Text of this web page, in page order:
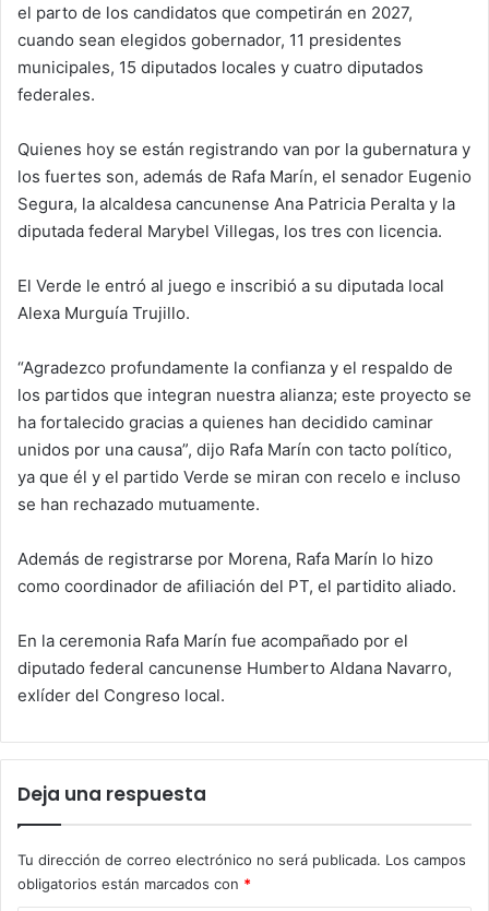
el parto de los candidatos que competirán en 2027,
cuando sean elegidos gobernador, 11 presidentes
municipales, 15 diputados locales y cuatro diputados
federales.
Quienes hoy se están registrando van por la gubernatura y
los fuertes son, además de Rafa Marín, el senador Eugenio
Segura, la alcaldesa cancunense Ana Patricia Peralta y la
diputada federal Marybel Villegas, los tres con licencia.
El Verde le entró al juego e inscribió a su diputada local
Alexa Murguía Trujillo.
“Agradezco profundamente la confianza y el respaldo de
los partidos que integran nuestra alianza; este proyecto se
ha fortalecido gracias a quienes han decidido caminar
unidos por una causa”, dijo Rafa Marín con tacto político,
ya que él y el partido Verde se miran con recelo e incluso
se han rechazado mutuamente.
Además de registrarse por Morena, Rafa Marín lo hizo
como coordinador de afiliación del PT, el partidito aliado.
En la ceremonia Rafa Marín fue acompañado por el
diputado federal cancunense Humberto Aldana Navarro,
exlíder del Congreso local.
Deja una respuesta
Tu dirección de correo electrónico no será publicada. Los campos
obligatorios están marcados con *